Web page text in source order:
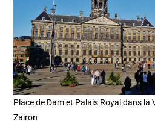
Place de Dam et Palais Royal dans la
Zairon